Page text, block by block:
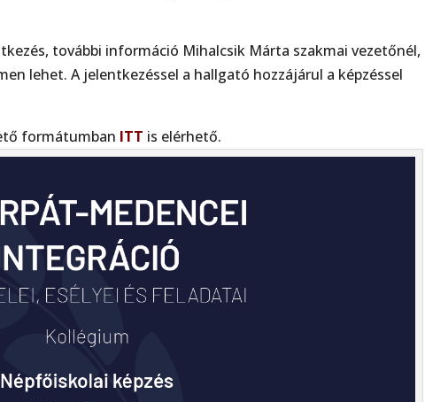
további információ Mihalcsik Márta szakmai vezetőnél,
lehet. A jelentkezéssel a hallgató hozzájárul a képzéssel
formátumban ITT is elérhető.